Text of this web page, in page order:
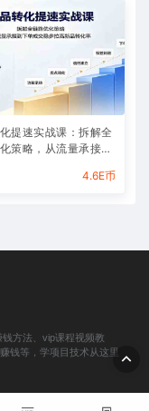
提速实战课：拆解全
策略，从流量承接到
4.6E币
方法、vip课程视频教
钱等，学项目技术从这里